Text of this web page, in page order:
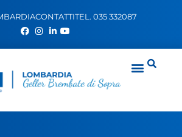
CONTATTITEL. 035 332087